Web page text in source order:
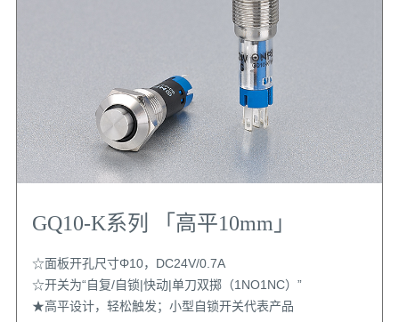
GQ10-K系列 「高平10mm」
☆面板开孔尺寸Φ10，DC24V/0.7A
☆开关为“自复/自锁|快动|单刀双掷（1NO1NC）”
★高平设计，轻松触发；小型自锁开关代表产品